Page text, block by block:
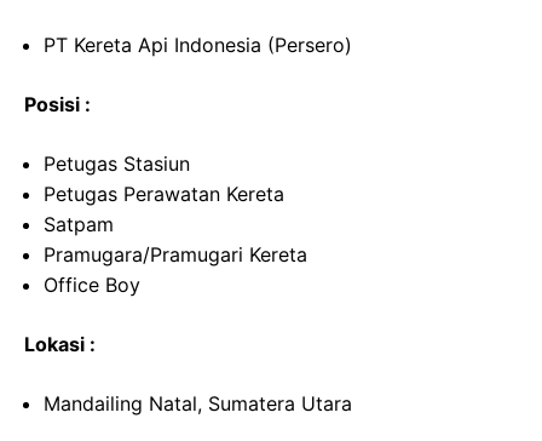
PT Kereta Api Indonesia (Persero)
Posisi :
Petugas Stasiun
Petugas Perawatan Kereta
Satpam
Pramugara/Pramugari Kereta
Office Boy
Lokasi :
Mandailing Natal, Sumatera Utara